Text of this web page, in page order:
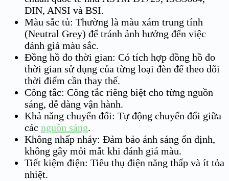
DIN, ANSI và BSI.
Màu sắc tủ: Thường là màu xám trung tính
(Neutral Grey) để tránh ảnh hưởng đến việc
đánh giá màu sắc.
Đồng hồ đo thời gian: Có tích hợp đồng hồ đo
thời gian sử dụng của từng loại đèn để theo dõi
thời điểm cần thay thế.
Công tắc: Công tắc riêng biệt cho từng nguồn
sáng, dễ dàng vận hành.
Khả năng chuyển đổi: Tự động chuyển đổi giữa
các nguồn sáng.
Không nhấp nháy: Đảm bảo ánh sáng ổn định,
không gây mỏi mắt khi đánh giá màu.
Tiết kiệm điện: Tiêu thụ điện năng thấp và ít tỏa
nhiệt.